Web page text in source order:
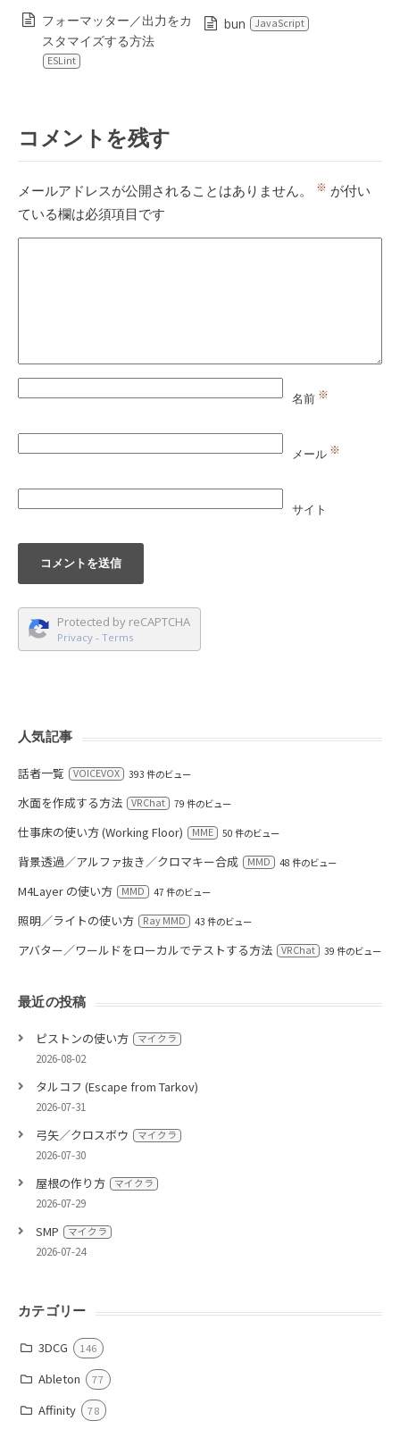
フォーマッター／出力をカ
スタマイズする方法
ESLint
bun JavaScript
コメントを残す
メールアドレスが公開されることはありません。 ※ が付い
ている欄は必須項目です
名前 ※
メール ※
サイト
Protected by reCAPTCHA
Privacy - Terms
人気記事
話者一覧 VOICEVOX 393 件のビュー
水面を作成する方法 VRChat 79 件のビュー
仕事床の使い方 (Working Floor) MME 50 件のビュー
背景透過／アルファ抜き／クロマキー合成 MMD 48 件のビュー
M4Layer の使い方 MMD 47 件のビュー
照明／ライトの使い方 Ray MMD 43 件のビュー
アバター／ワールドをローカルでテストする方法 VRChat 39 件のビュー
最近の投稿
ピストンの使い方 マイクラ
2026-08-02
タルコフ (Escape from Tarkov)
2026-07-31
弓矢／クロスボウ マイクラ
2026-07-30
屋根の作り方 マイクラ
2026-07-29
SMP マイクラ
2026-07-24
カテゴリー
3DCG 146
Ableton 77
Affinity 78